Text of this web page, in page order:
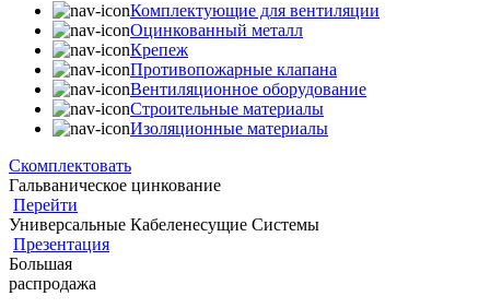
Комплектующие для вентиляции
Оцинкованный металл
Крепеж
Противопожарные клапана
Вентиляционное оборудование
Строительные материалы
Изоляционные материалы
Скомплектовать
Гальваническое цинкование
Перейти
Универсальные Кабеленесущие Системы
Презентация
Большая
распродажа